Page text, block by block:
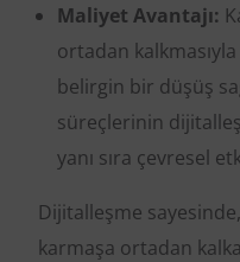
Maliyet Avantajı:
ortadan
belirgin bir düşüş
süreçlerinin
yanı sıra çevresel
Dijitalleşme
karmaşa ortadan